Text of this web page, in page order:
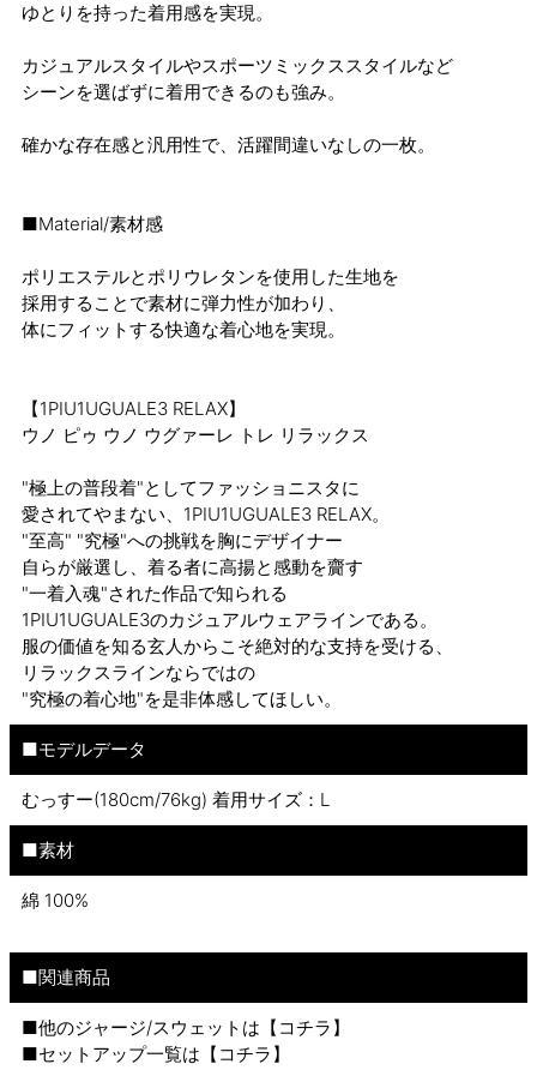
ゆとりを持った着用感を実現。
カジュアルスタイルやスポーツミックススタイルなど
シーンを選ばずに着用できるのも強み。
確かな存在感と汎用性で、活躍間違いなしの一枚。
■Material/素材感
ポリエステルとポリウレタンを使用した生地を
採用することで素材に弾力性が加わり、
体にフィットする快適な着心地を実現。
【1PIU1UGUALE3 RELAX】
ウノ ピゥ ウノ ウグァーレ トレ リラックス
"極上の普段着"としてファッショニスタに
愛されてやまない、1PIU1UGUALE3 RELAX。
"至高" "究極"への挑戦を胸にデザイナー
自らが厳選し、着る者に高揚と感動を齎す
"一着入魂"された作品で知られる
1PIU1UGUALE3のカジュアルウェアラインである。
服の価値を知る玄人からこそ絶対的な支持を受ける、
リラックスラインならではの
"究極の着心地"を是非体感してほしい。
■モデルデータ
むっすー(180cm/76kg) 着用サイズ：L
■素材
綿 100%
■関連商品
■他のジャージ/スウェットは【 コチラ 】
■セットアップ一覧は【 コチラ 】